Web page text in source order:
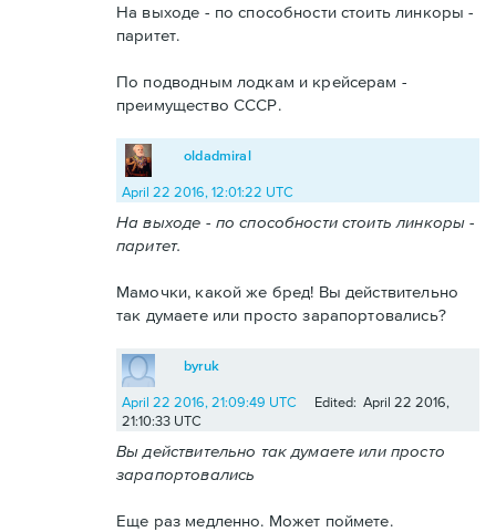
На выходе - по способности стоить линкоры -
паритет.
По подводным лодкам и крейсерам -
преимущество СССР.
oldadmiral
April 22 2016, 12:01:22 UTC
На выходе - по способности стоить линкоры -
паритет.
Мамочки, какой же бред! Вы действительно
так думаете или просто зарапортовались?
byruk
April 22 2016, 21:09:49 UTC
Edited: April 22 2016,
21:10:33 UTC
Вы действительно так думаете или просто
зарапортовались
Еще раз медленно. Может поймете.